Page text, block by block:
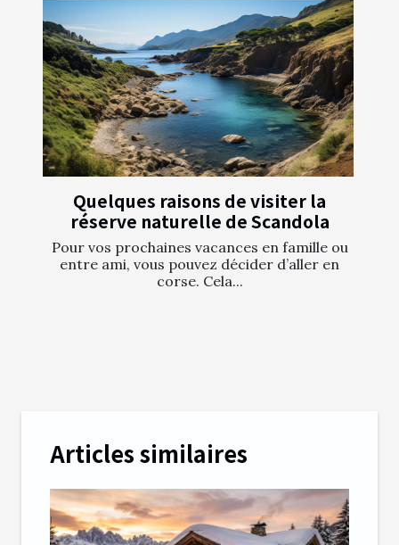
Quelques raisons de visiter la
réserve naturelle de Scandola
Pour vos prochaines vacances en famille ou
entre ami, vous pouvez décider d’aller en
corse. Cela...
Articles similaires